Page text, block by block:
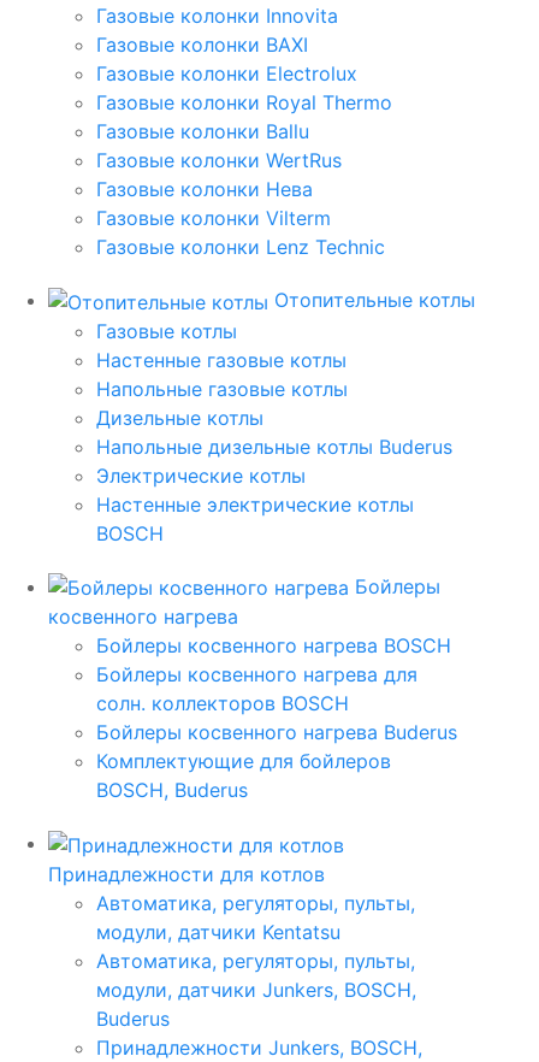
Газовые колонки Innovita
Газовые колонки BAXI
Газовые колонки Electrolux
Газовые колонки Royal Thermo
Газовые колонки Ballu
Газовые колонки WertRus
Газовые колонки Нева
Газовые колонки Vilterm
Газовые колонки Lenz Technic
Отопительные котлы
Газовые котлы
Настенные газовые котлы
Напольные газовые котлы
Дизельные котлы
Напольные дизельные котлы Buderus
Электрические котлы
Настенные электрические котлы
BOSCH
Бойлеры
косвенного нагрева
Бойлеры косвенного нагрева BOSCH
Бойлеры косвенного нагрева для
солн. коллекторов BOSCH
Бойлеры косвенного нагрева Buderus
Комплектующие для бойлеров
BOSCH, Buderus
Принадлежности для котлов
Автоматика, регуляторы, пульты,
модули, датчики Kentatsu
Автоматика, регуляторы, пульты,
модули, датчики Junkers, BOSCH,
Buderus
Принадлежности Junkers, BOSCH,